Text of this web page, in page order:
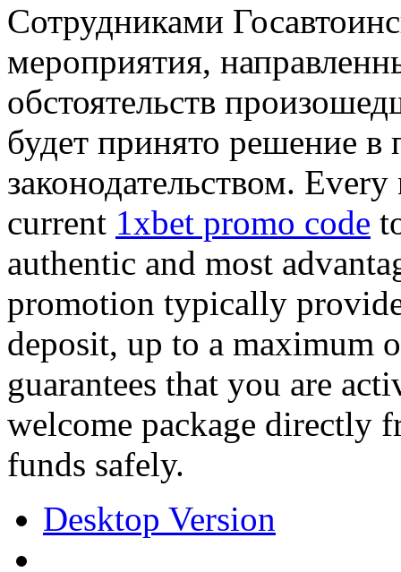
Cотрудниками
мероприятия,
обстоятельств
будет принято решение в
законодательством.
current 1xbet promo code
authentic and most
promotion typically
deposit, up to a maximum
guarantees that you are
welcome package directly
funds safely.
Desktop Version